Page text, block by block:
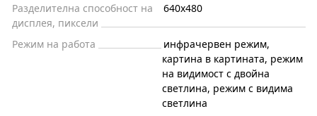
Разделителна способност на
дисплея, пиксели
640x480
Режим на работа
инфрачервен режим,
картина в картината, режим
на видимост с двойна
светлина, режим с видима
светлина